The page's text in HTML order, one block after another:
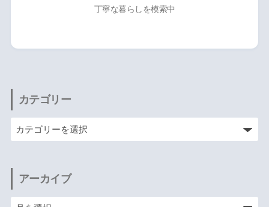
丁寧な暮らしを模索中
カテゴリー
アーカイブ